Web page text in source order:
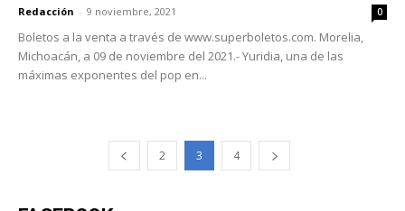
Redacción - 9 noviembre, 2021 0
Boletos a la venta a través de www.superboletos.com. Morelia,
Michoacán, a 09 de noviembre del 2021.- Yuridia, una de las
máximas exponentes del pop en...
2 3 4